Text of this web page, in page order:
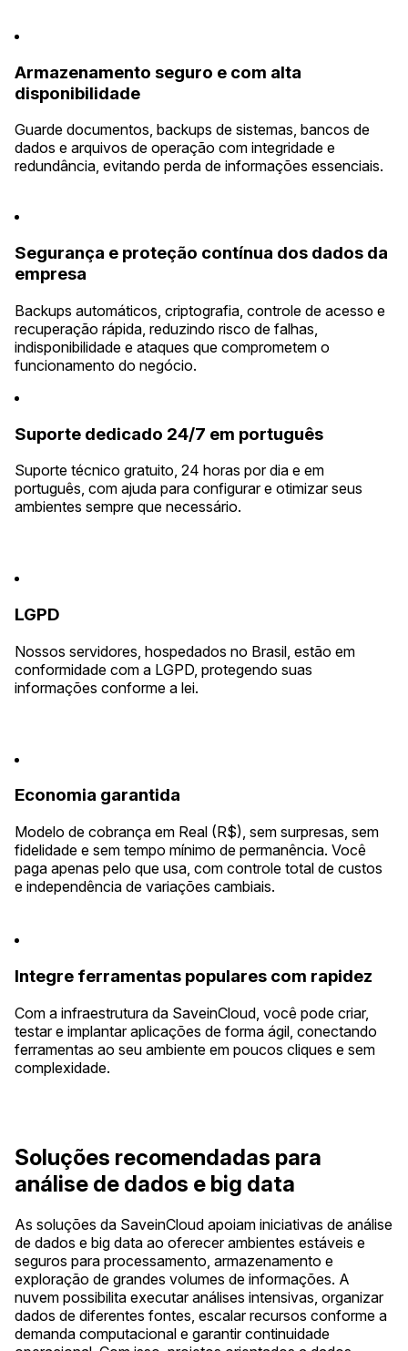
Armazenamento seguro e com alta
disponibilidade
Guarde documentos, backups de sistemas, bancos de
dados e arquivos de operação com integridade e
redundância, evitando perda de informações essenciais.
Segurança e proteção contínua dos dados da
empresa
Backups automáticos, criptografia, controle de acesso e
recuperação rápida, reduzindo risco de falhas,
indisponibilidade e ataques que comprometem o
funcionamento do negócio.
Suporte dedicado 24/7 em português
Suporte técnico gratuito, 24 horas por dia e em
português, com ajuda para configurar e otimizar seus
ambientes sempre que necessário.
LGPD
Nossos servidores, hospedados no Brasil, estão em
conformidade com a LGPD, protegendo suas
informações conforme a lei.
Economia garantida
Modelo de cobrança em Real (R$), sem surpresas, sem
fidelidade e sem tempo mínimo de permanência. Você
paga apenas pelo que usa, com controle total de custos
e independência de variações cambiais.
Integre ferramentas populares com rapidez
Com a infraestrutura da SaveinCloud, você pode criar,
testar e implantar aplicações de forma ágil, conectando
ferramentas ao seu ambiente em poucos cliques e sem
complexidade.
Soluções recomendadas para
análise de dados e big data
As soluções da SaveinCloud apoiam iniciativas de análise
de dados e big data ao oferecer ambientes estáveis e
seguros para processamento, armazenamento e
exploração de grandes volumes de informações. A
nuvem possibilita executar análises intensivas, organizar
dados de diferentes fontes, escalar recursos conforme a
demanda computacional e garantir continuidade